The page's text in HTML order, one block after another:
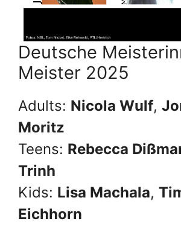
Deutsche
Meister 2025
Adults: Nicola Wulf,
Moritz
Teens: Rebecca
Trinh
Kids: Lisa Machala,
Eichhorn